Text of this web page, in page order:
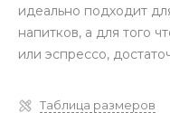
идеально подходит
напитков, а для того
или эспрессо,
Таблица размеров